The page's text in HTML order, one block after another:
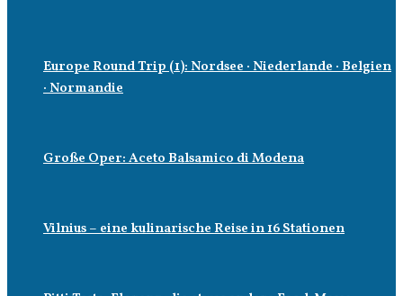
Europe Round Trip (1): Nordsee · Niederlande · Belgien
· Normandie
Große Oper: Aceto Balsamico di Modena
Vilnius – eine kulinarische Reise in 16 Stationen